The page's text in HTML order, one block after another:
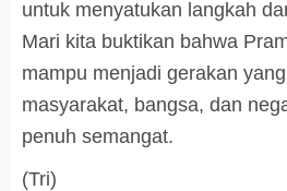
untuk menyatukan langkah
Mari kita buktikan bahwa
mampu menjadi gerakan
masyarakat, bangsa, dan
penuh semangat.
(Tri)